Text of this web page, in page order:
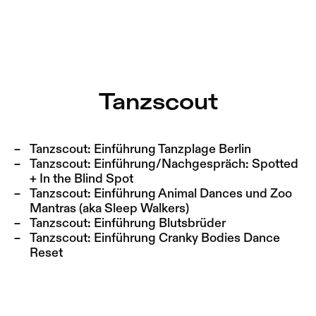
Zu Aktuelles springenJobs
2025/26
Tanzscout
Tanzscout: Einführung Tanzplage Berlin
Tanzscout: Einführung/Nachgespräch: Spotted
+ In the Blind Spot
Tanzscout: Einführung Animal Dances und Zoo
Mantras (aka Sleep Walkers)
Tanzscout: Einführung Blutsbrüder
Tanzscout: Einführung Cranky Bodies Dance
Reset